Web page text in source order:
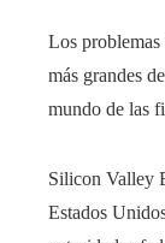
Los
más grandes
mundo de las
Silicon Valley
Estados